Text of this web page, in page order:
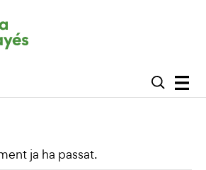
ja ha passat.